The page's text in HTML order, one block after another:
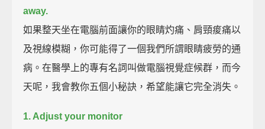
away.
如果整天坐在電腦前面讓你的眼睛灼痛、肩頸痠痛以
及視線模糊，你可能得了一個我們所謂眼睛疲勞的通
病。在醫學上的專有名詞叫做電腦視覺症候群，而今
天呢，我會教你五個小秘訣，希望能讓它完全消失。
1. Adjust your monitor